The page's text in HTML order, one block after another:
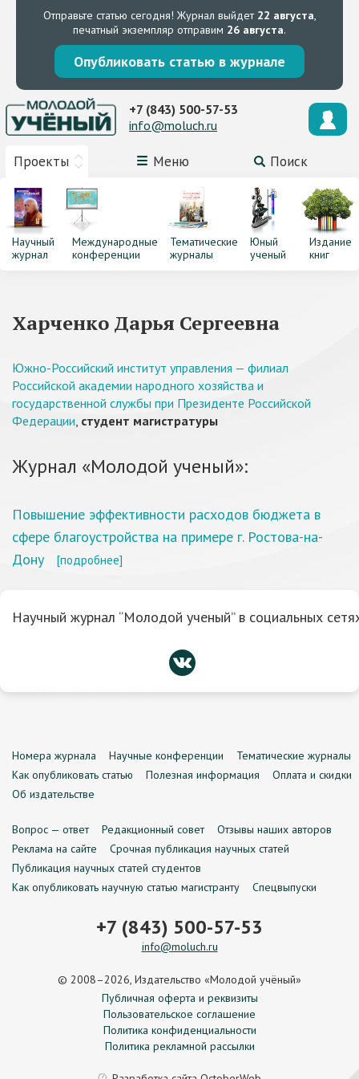
Отправьте статью сегодня! Журнал выйдет 22 августа,
печатный экземпляр отправим 26 августа.
Опубликовать статью в журнале
Проекты Меню Поиск
+7 (843) 500-57-53
info@moluch.ru
Научный
журнал
Международные
конференции
Тематические
журналы
Юный
ученый
Издание
книг
Харченко Дарья Сергеевна
Южно-Российский институт управления — филиал
Российской академии народного хозяйства и
государственной службы при Президенте Российской
Федерации, студент магистратуры
Журнал «Молодой ученый»:
Повышение эффективности расходов бюджета в
сфере благоустройства на примере г. Ростова-на-
Дону
[подробнее]
Научный журнал “Молодой ученый” в социальных
Номера журнала Научные конференции
Тематические журналы
Как опубликовать статью
Полезная информация
Оплата и скидки
Об издательстве
Вопрос — ответ Редакционный совет
Отзывы наших авторов
Реклама на сайте
Срочная публикация научных статей
Публикация научных статей студентов
Как опубликовать научную статью магистранту
Спецвыпуски
+7 (843) 500-57-53
info@moluch.ru
© 2008–2026, Издательство «Молодой учёный»
Публичная оферта и реквизиты
Пользовательское соглашение
Политика конфиденциальности
Политика рекламной рассылки